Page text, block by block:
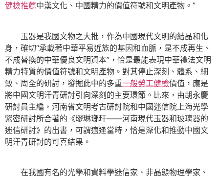
健檢推薦中漢文化、中國精力的價值符號和文明產物。”
玉器是我國文物之大批，作為中國現代文明的結晶和化
身，確切“承載著中華平易近族的基因和血脈，是不成再生、
不成替換的中華優良文明資本”，恰是最能表現中華禮法文明
精力特質的價值符號和文明產物。對其停止深刻、體系、細
致、周全的研討，發掘此中的多重一般勞工健檢價值，應是
將中國文明汗青研討引向深刻的主要環節。比來，由胡永慶
研討員主編，河南省文明考古研討院和中國迷信院上海光學
緊密研討所合著的《璆琳瑯玕——河南現代玉器和玻璃器的
迷信研討》的出書，可謂適逢當時，恰是深化和推動中國文
明汗青研討的可喜結果。
在我國有名的光學和資料學迷信家、非晶態物理學家、